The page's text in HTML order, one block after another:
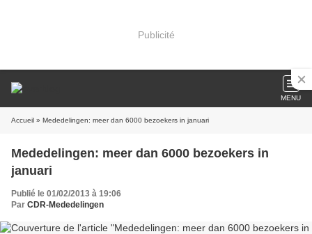
Publicité
MENU
Accueil » Mededelingen: meer dan 6000 bezoekers in januari
Mededelingen: meer dan 6000 bezoekers in
januari
Publié le 01/02/2013 à 19:06
Par CDR-Mededelingen